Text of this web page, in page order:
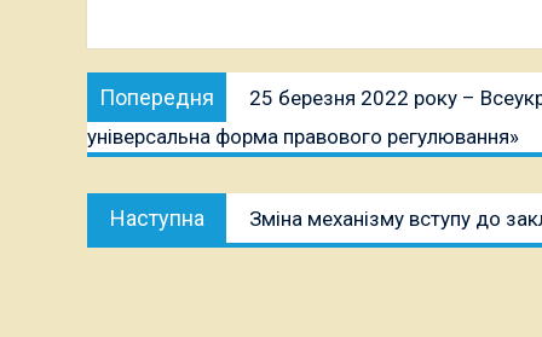
Навігація
записів
Попередня
Попередня
публікація:
25 березня 2022 року –
універсальна форма правового регулювання»
Наступна
публікація:
Зміна механізму вступу до